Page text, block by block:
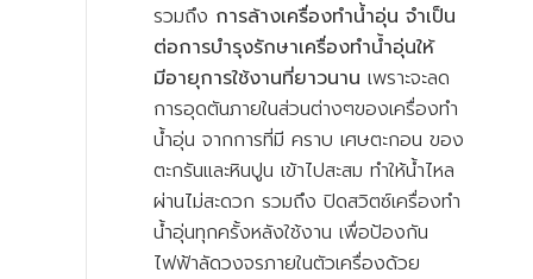
รวมถึง การล้างเครื่องทําน้ําอุ่น จำเป็น
ต่อการบำรุงรักษาเครื่องทำน้ำอุ่นให้
มีอายุการใช้งานที่ยาวนานเพราะจะลด
การอุดตันภายในส่วนต่างๆของเครื่องทำ
น้ำอุ่น จากการที่มี คราบ เศษตะกอน ของ
ตะกรันและหินปูน เข้าไปสะสม ทำให้น้ำไหล
ผ่านไม่สะดวก รวมถึง ปิดสวิตซ์เครื่องทำ
น้ำอุ่นทุกครั้งหลังใช้งาน เพื่อป้องกัน
ไฟฟ้าลัดวงจรภายในตัวเครื่องด้วย